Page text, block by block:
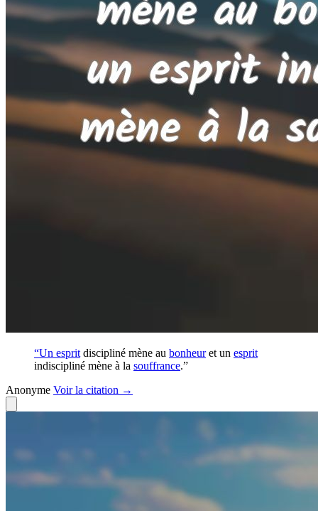
“Un esprit discipliné mène au bonheuret un esprit
indiscipliné mène à la souffrance.”
Anonyme Voirla citation →